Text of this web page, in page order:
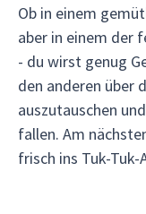
Ob in einem
aber in einem der
- du wirst genug
den anderen über
auszutauschen
fallen. Am
frisch ins Tuk-Tuk-